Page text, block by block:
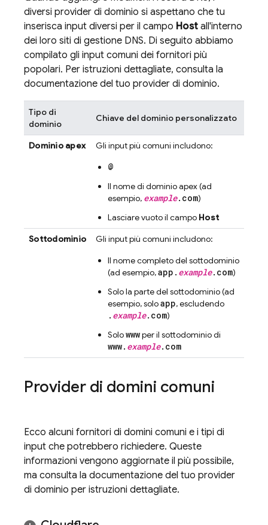
diversi provider di dominio si aspettano che tu
inserisca input diversi per il campo Host all'interno
dei loro siti di gestione DNS. Di seguito abbiamo
compilato gli input comuni dei fornitori più
popolari. Per istruzioni dettagliate, consulta la
documentazione del tuo provider di dominio.
Tipo di
dominio
Chiave del dominio personalizzato
Dominio apex Gli input più comuni includono:
@
Il nome di dominio apex (ad
esempio, example.com)
Lasciare vuoto il campo Host
Sottodominio
Gli input più comuni includono:
Il nome completo del sottodominio
(ad esempio,app. example.com)
Solo la parte del sottodominio (ad
esempio, soloapp, escludendo
. example.com)
Solowwwper il sottodominio di
www. example.com
Provider di domini comuni
Ecco alcuni fornitori di domini comuni e i tipi di
input che potrebbero richiedere. Queste
informazioni vengono aggiornate il più possibile,
ma consulta la documentazione del tuo provider
di dominio per istruzioni dettagliate.